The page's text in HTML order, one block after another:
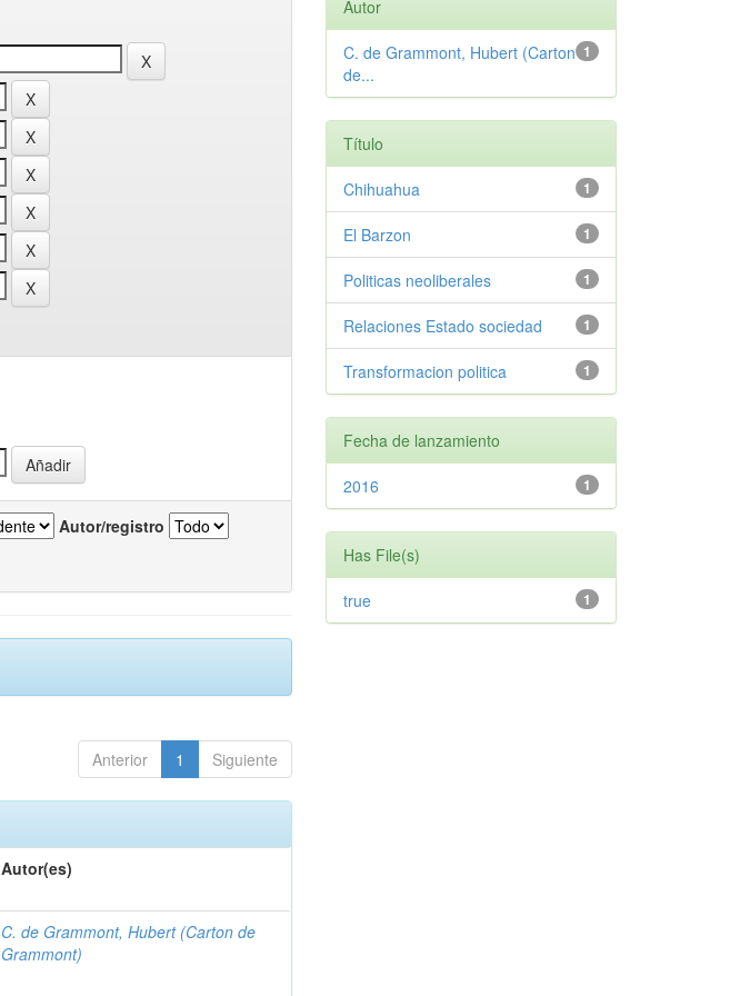
Autor/registro
Anterior 1 Siguiente
Autor(es)
C. de Grammont, Hubert (Carton de
Grammont)
Autor
1
C. de Grammont, Hubert (Carton
de...
Título
1
Chihuahua
1
El Barzon
1
Politicas neoliberales
1
Relaciones Estado sociedad
1
Transformacion politica
Fecha de lanzamiento
1
2016
Has File(s)
1
true